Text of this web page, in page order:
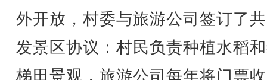
外开放，村委与旅游公司签订了
发景区协议：村民负责种植水稻
梯田景观，旅游公司每年将门票